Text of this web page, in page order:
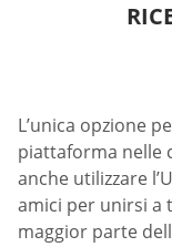
L’unica opzione
piattaforma nelle
anche utilizzare
amici per unirsi a
maggior parte